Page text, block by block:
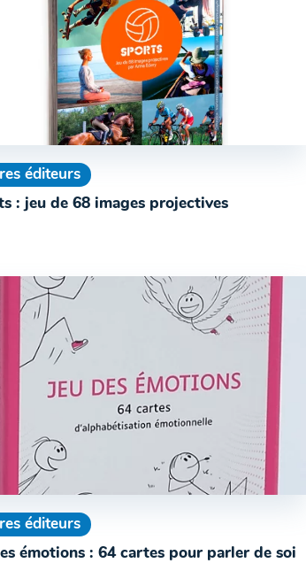
éditeurs
: jeu de 68 images projectives
éditeurs
émotions : 64 cartes pour parler de soi